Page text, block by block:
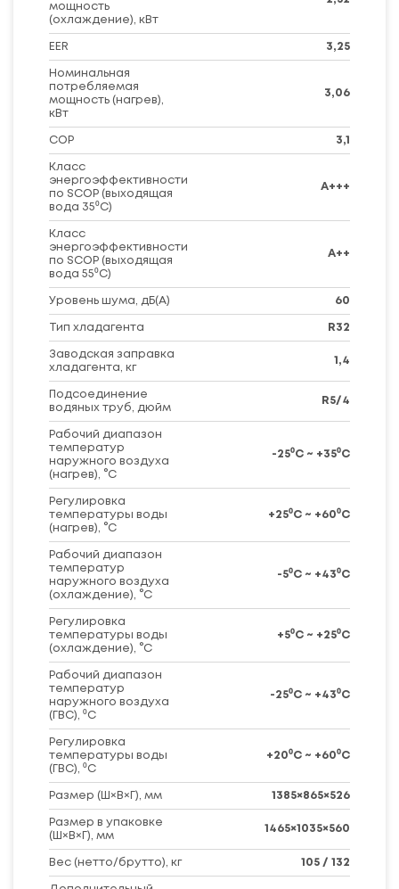
мощность
(охлаждение), кВт
EER 3,25
Номинальная
потребляемая
мощность (нагрев),
кВт
3,06
COP 3,1
Класс
энергоэффективности
по SCOP (выходящая
вода 35⁰C)
A+++
Класс
энергоэффективности
по SCOP (выходящая
вода 55⁰C)
A++
Уровень шума, дБ(A) 60
Тип хладагента R32
Заводская заправка
хладагента, кг
1,4
Подсоединение
водяных труб, дюйм
R5/4
Рабочий диапазон
температур
наружного воздуха
(нагрев), °С
-25⁰C ~ +35⁰C
Регулировка
температуры воды
(нагрев), °С
+25⁰C ~ +60⁰C
Рабочий диапазон
температур
наружного воздуха
(охлаждение), °С
-5⁰C ~ +43⁰C
Регулировка
температуры воды
(охлаждение), °С
+5⁰C ~ +25⁰C
Рабочий диапазон
температур
наружного воздуха
(ГВС), ⁰C
-25⁰C ~ +43⁰C
Регулировка
температуры воды
(ГВС), ⁰C
+20⁰C ~ +60⁰C
Размер (Ш×В×Г), мм 1385×865×526
Размер в упаковке
(Ш×В×Г), мм
1465×1035×560
Вес (нетто/брутто), кг 105 / 132